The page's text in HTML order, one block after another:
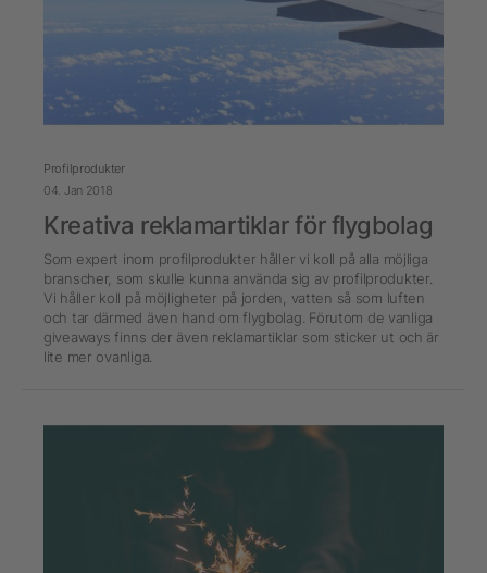
Profilprodukter
04. Jan 2018
Kreativa reklamartiklar för flygbolag
Som expert inom profilprodukter håller vi koll på alla möjliga
branscher, som skulle kunna använda sig av profilprodukter.
Vi håller koll på möjligheter på jorden, vatten så som luften
och tar därmed även hand om flygbolag. Förutom de vanliga
giveaways finns der även reklamartiklar som sticker ut och är
lite mer ovanliga.